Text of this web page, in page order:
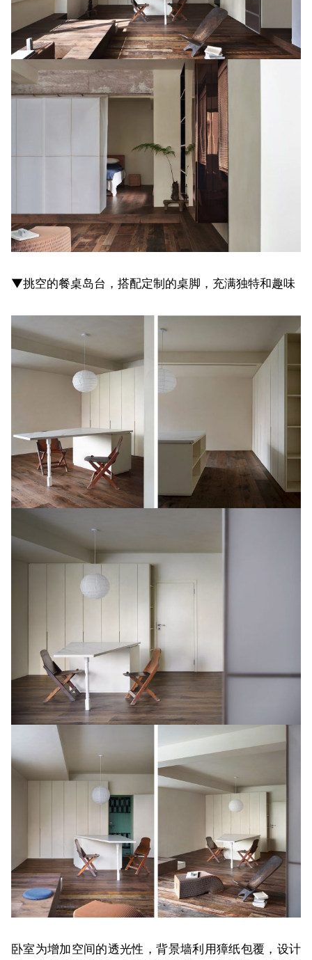
▼挑空的餐桌岛台，搭配定制的桌脚，充满独特和趣味
卧室为增加空间的透光性，背景墙利用獐纸包覆，设计